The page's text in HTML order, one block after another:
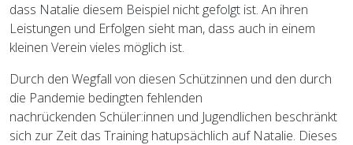
dass Natalie diesem Beispiel nicht gefolgt ist. An ihren
Leistungen und Erfolgen sieht man, dass auch in einem
kleinen Verein vieles möglich ist.
Durch den Wegfall von diesen Schützinnen und den durch
die Pandemie bedingten fehlenden
nachrückenden Schüler:innen und Jugendlichen beschränkt
sich zur Zeit das Training hatupsächlich auf Natalie. Dieses